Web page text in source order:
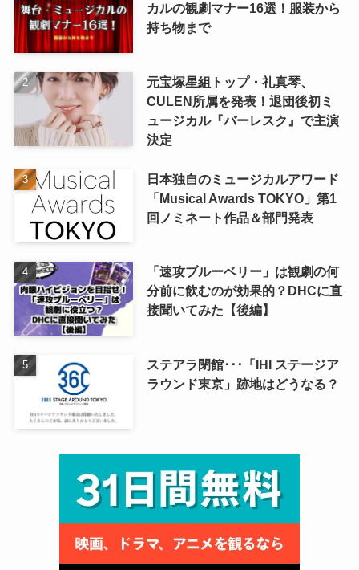
カルの観劇マナー16選！服装から
持ち物まで
元宝塚星組トップ・礼真琴、
CULEN所属を発表！退団後初ミ
ュージカル『バーレスク』で主演
決定
日本独自のミュージカルアワード
「Musical Awards TOKYO」第1
回ノミネート作品＆部門発表
「速攻ブルーベリー」は観劇の何
分前に飲むのが効果的？DHCに直
接聞いてみた【後編】
ステアラ閉館･･･「IHI ステージア
ラウンド東京」跡地はどうなる？